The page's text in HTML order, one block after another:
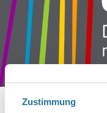
Zustimmung